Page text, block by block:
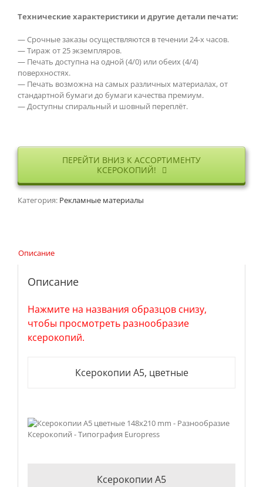
Технические характеристики и другие детали печати:
— Срочные заказы осуществляются в течении 24-х часов.
— Тираж от 25 экземпляров.
— Печать доступна на одной (4/0) или обеих (4/4)
поверхностях.
— Печать возможна на самых различных материалах, от
стандартной бумаги до бумаги качества премиум.
— Доступны спиральный и шовный переплёт.
ПЕРЕЙТИ ВНИЗ К АССОРТИМЕНТУ
КСЕРОКОПИЙ!
Категория: Рекламные материалы
Описание
Описание
Нажмите на названия образцов снизу,
чтобы просмотреть разнообразие
ксерокопий.
Ксерокопии А5, цветные
Ксерокопии А5